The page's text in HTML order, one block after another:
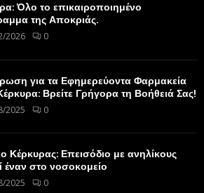
Όλο το επικαιροποιημένο
της Αποκριάς.
2026 0
για τα Εφημερεύοντα Φαρμακεία
Βρείτε Γρήγορα τη Βοήθειά Σας!
2025 0
Κέρκυρας: Επεισόδιο με ανηλίκους
έναν στο νοσοκομείο
2025 0